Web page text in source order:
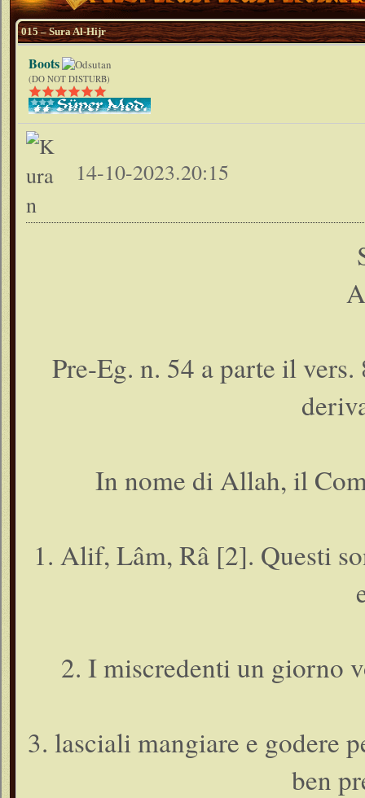
015 – Sura Al-Hijr
Boots
(DO NOT DISTURB)
14-10-2023.20:15
Pre-Eg. n. 54 a parte il
In nome di Allah, il
1. Alif, Lâm, Râ [2]. Questi
2. I miscredenti un giorno
3. lasciali mangiare e godere
ben